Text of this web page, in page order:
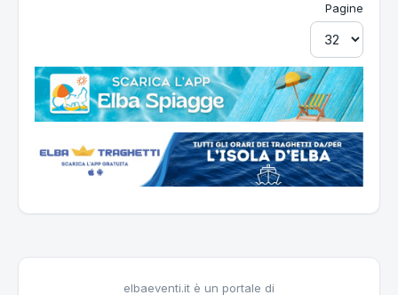
Pagine
elbaeventi.it è un portale di